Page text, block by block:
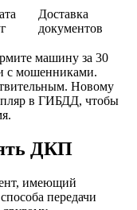
Доставка
документов
машину за 30
с мошенниками.
Новому
в ГИБДД, чтобы
ДКП
имеющий
передачи